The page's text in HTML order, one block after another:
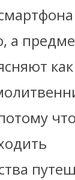
а
как